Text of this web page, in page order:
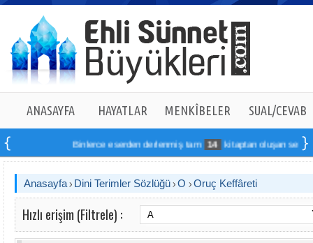
ANASAYFA HAYATLAR MENKÎBELER SUAL/CEVAB
Binlerce eserden derlenmiş tam 14 kitaptan oluşan seti
Anasayfa Dini Terimler Sözlüğü O Oruç Keffâreti
Hızlı erişim (Filtrele) :